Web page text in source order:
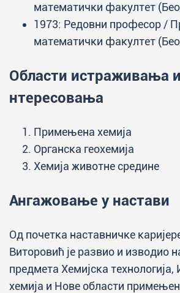
математички факултет
1973: Редовни професор /
математички факултет
Области истраживања и
нтересовања
Примењена хемија
Органска геохемија
Хемија животне средине
Ангажовање у настави
Од почетка наставничке
Виторовић је развио и изводио
предмета Хемијска технологија,
хемија и Нове области